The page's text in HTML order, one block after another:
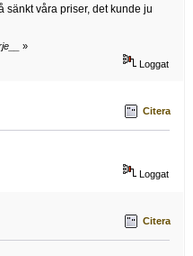
sänkt våra priser, det kunde ju
»
Loggat
Citera
Loggat
Citera